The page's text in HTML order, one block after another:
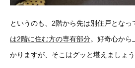
というのも、2階から先は別住戸となっ
は2階に住む方の専有部分。好奇心から
かりますが、そこはグッと堪えましょう